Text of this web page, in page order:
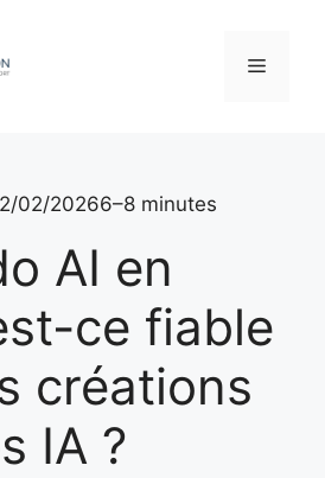
Menu
02/20266–8 minutes
AI en
ce fiable
créations
IA ?